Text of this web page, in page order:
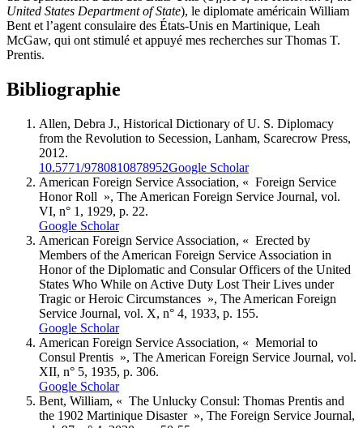
United States Department of State), le diplomate américain William
Bent et l’agent consulaire des États-Unis en Martinique, Leah
McGaw, qui ont stimulé et appuyé mes recherches sur Thomas T.
Prentis.
Bibliographie
Allen, Debra J., Historical Dictionary of U. S. Diplomacy
from the Revolution to Secession, Lanham, Scarecrow Press,
2012.
10.5771/9780810878952Google Scholar
American Foreign Service Association, « Foreign Service
Honor Roll », The American Foreign Service Journal, vol.
VI, n° 1, 1929, p. 22.
Google Scholar
American Foreign Service Association, « Erected by
Members of the American Foreign Service Association in
Honor of the Diplomatic and Consular Officers of the United
States Who While on Active Duty Lost Their Lives under
Tragic or Heroic Circumstances », The American Foreign
Service Journal, vol. X, n° 4, 1933, p. 155.
Google Scholar
American Foreign Service Association, « Memorial to
Consul Prentis », The American Foreign Service Journal, vol.
XII, n° 5, 1935, p. 306.
Google Scholar
Bent, William, « The Unlucky Consul: Thomas Prentis and
the 1902 Martinique Disaster », The Foreign Service Journal,